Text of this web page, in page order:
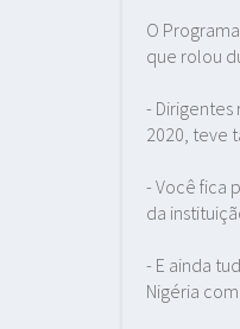
O
que rolou
- Dirigentes
2020, teve
- Você fica
da
- E ainda
Nigéria